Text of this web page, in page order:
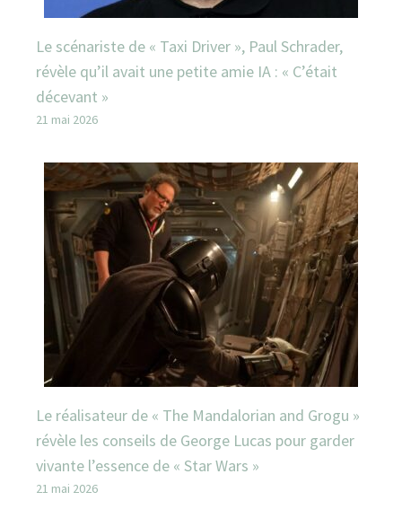
Le scénariste de « Taxi Driver », Paul Schrader,
révèle qu’il avait une petite amie IA : « C’était
décevant »
21 mai 2026
Le réalisateur de « The Mandalorian and Grogu »
révèle les conseils de George Lucas pour garder
vivante l’essence de « Star Wars »
21 mai 2026